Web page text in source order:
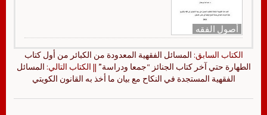
أصول الفقه
الكتاب السابق: المسائل الفقهية المعدودة من الكبائر من أول كتاب
الطهارة حتي آخر كتاب الجنائز “جمعا ودراسة” || الكتاب التالي: المسائل
الفقهية المستجدة في النكاح مع بيان ما أخذ به القانون الكويتي